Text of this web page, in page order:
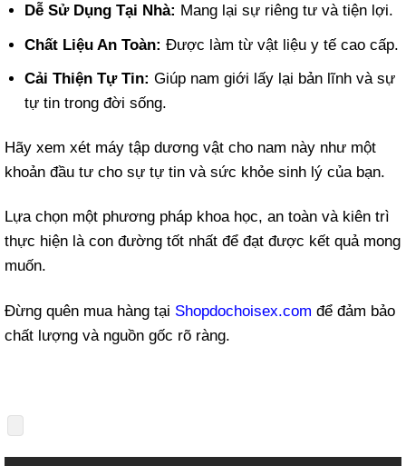
Dễ Sử Dụng Tại Nhà: Mang lại sự riêng tư và tiện lợi.
Chất Liệu An Toàn: Được làm từ vật liệu y tế cao cấp.
Cải Thiện Tự Tin: Giúp nam giới lấy lại bản lĩnh và sự
tự tin trong đời sống.
Hãy xem xét máy tập dương vật cho nam này như một
khoản đầu tư cho sự tự tin và sức khỏe sinh lý của bạn.
Lựa chọn một phương pháp khoa học, an toàn và kiên trì
thực hiện là con đường tốt nhất để đạt được kết quả mong
muốn.
Đừng quên mua hàng tại Shopdochoisex.com để đảm bảo
chất lượng và nguồn gốc rõ ràng.